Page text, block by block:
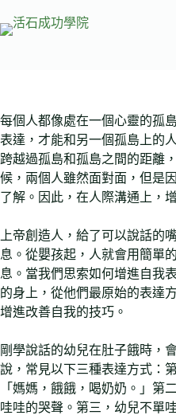
至
每個人都像處在一個心靈的孤
表達，才能和另一個孤島上的
跨越過孤島和孤島之間的距離
候，兩個人雖然面對面，但是
了解。因此，在人際溝通上，
上帝創造人，給了可以說話的
息。從嬰孩起，人就會用簡單
息。當我們思索如何增進自我
的身上，從他們最原始的表達
增進改善自我的技巧。
剛學說話的幼兒在肚子餓時，
說，常見以下三種表達方式：
「媽媽，餓餓，喝奶奶。」第
哇哇的哭聲。第三，幼兒不單